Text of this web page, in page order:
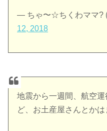
— ちゃ〜☆ちくわママ?
12, 2018
地震から一週間、航空
ど、お土産屋さんとか